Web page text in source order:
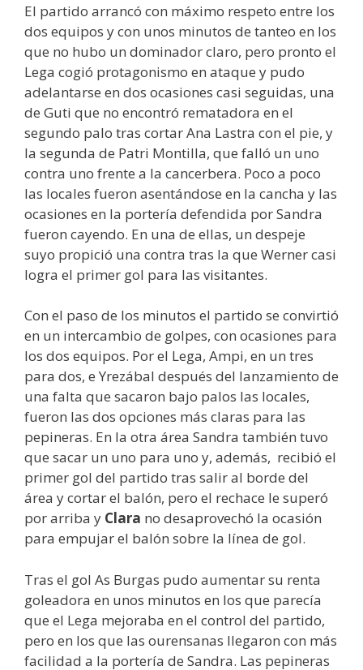
El partido arrancó con máximo respeto entre los
dos equipos y con unos minutos de tanteo en los
que no hubo un dominador claro, pero pronto el
Lega cogió protagonismo en ataque y pudo
adelantarse en dos ocasiones casi seguidas, una
de Guti que no encontró rematadora en el
segundo palo tras cortar Ana Lastra con el pie, y
la segunda de Patri Montilla, que falló un uno
contra uno frente a la cancerbera. Poco a poco
las locales fueron asentándose en la cancha y las
ocasiones en la portería defendida por Sandra
fueron cayendo. En una de ellas, un despeje
suyo propició una contra tras la que Werner casi
logra el primer gol para las visitantes.
Con el paso de los minutos el partido se convirtió
en un intercambio de golpes, con ocasiones para
los dos equipos. Por el Lega, Ampi, en un tres
para dos, e Yrezábal después del lanzamiento de
una falta que sacaron bajo palos las locales,
fueron las dos opciones más claras para las
pepineras. En la otra área Sandra también tuvo
que sacar un uno para uno y, además, recibió el
primer gol del partido tras salir al borde del
área y cortar el balón, pero el rechace le superó
por arriba y Clara no desaprovechó la ocasión
para empujar el balón sobre la línea de gol.
Tras el gol As Burgas pudo aumentar su renta
goleadora en unos minutos en los que parecía
que el Lega mejoraba en el control del partido,
pero en los que las ourensanas llegaron con más
facilidad a la portería de Sandra. Las pepineras